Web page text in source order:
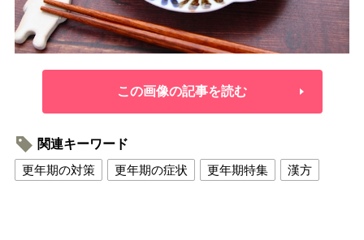
この画像の記事を読む
関連キーワード
更年期の対策
更年期の症状 更年期特集 漢方